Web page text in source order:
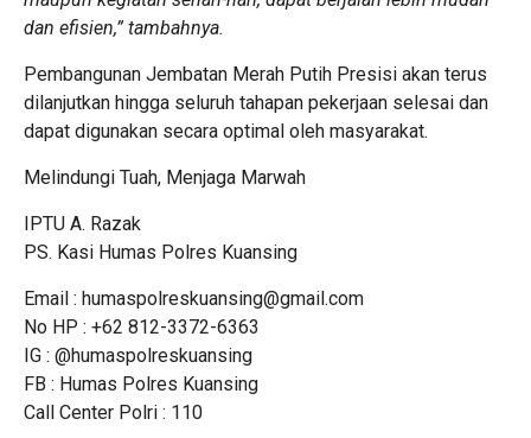
dan efisien,” tambahnya.
Pembangunan Jembatan Merah Putih Presisi akan terus
dilanjutkan hingga seluruh tahapan pekerjaan selesai dan
dapat digunakan secara optimal oleh masyarakat.
Melindungi Tuah, Menjaga Marwah
IPTU A. Razak
PS. Kasi Humas Polres Kuansing
Email : humaspolreskuansing@gmail.com
No HP : +62 812-3372-6363
IG : @humaspolreskuansing
FB : Humas Polres Kuansing
Call Center Polri : 110